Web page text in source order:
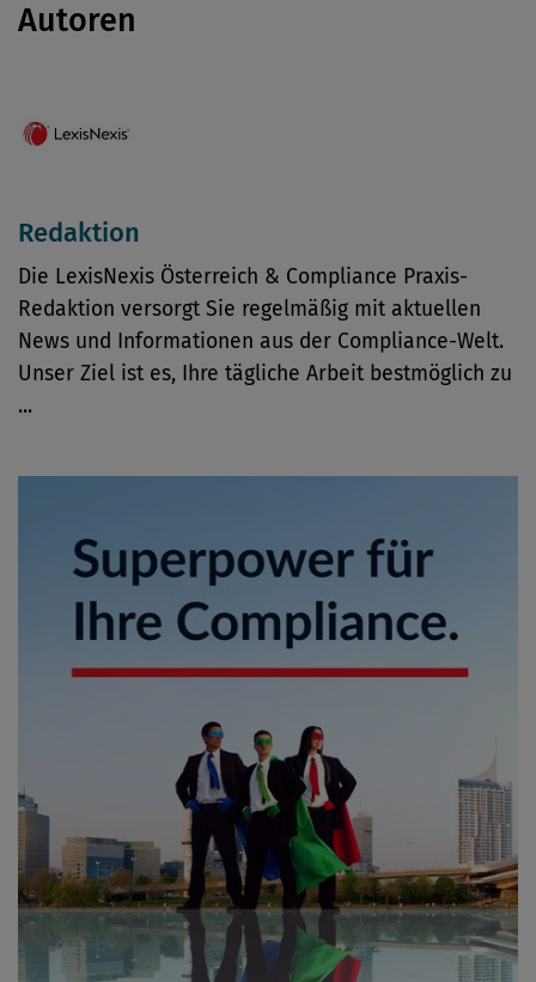
Autoren
Redaktion
Die LexisNexis Österreich & Compliance Praxis-
Redaktion versorgt Sie regelmäßig mit aktuellen
News und Informationen aus der Compliance-Welt.
Unser Ziel ist es, Ihre tägliche Arbeit bestmöglich zu
...